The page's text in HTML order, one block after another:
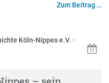
Zum Beitrag …
Köln-Nippes e.V. ·